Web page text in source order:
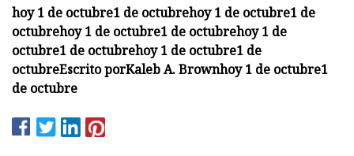
hoy 1 de octubre1 de octubrehoy 1 de octubre1 de
octubrehoy 1 de octubre1 de octubrehoy 1 de
octubre1 de octubrehoy 1 de octubre1 de
octubreEscrito porKaleb A. Brownhoy 1 de octubre1
de octubre